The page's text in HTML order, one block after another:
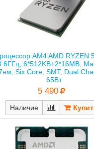
AM4 AMD RYZEN
6*512KB+2*16MB,
Six Core, SMT, Dual
65Вт
5 490
Наличие